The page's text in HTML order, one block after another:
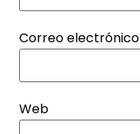
Correo electrónico
Web